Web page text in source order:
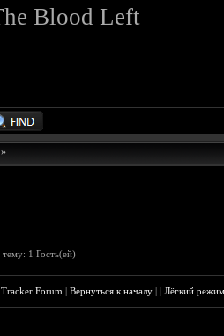
Blood Left
»
тему: 1 Гость(ей)
Forum |Вернуться к началу ||Лёгкий